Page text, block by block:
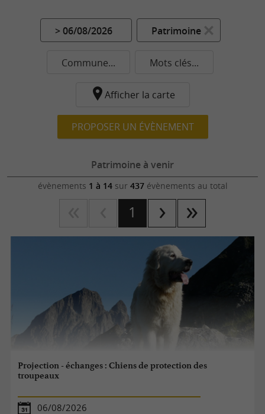
> 06/08/2026 Patrimoine
Commune... Mots clés...
Afficher la carte
PROPOSER UN ÉVÈNEMENT
Patrimoine à venir
évènements 1 à 14sur 437évènements au total
1
Projection - échanges : Chiens de protection des
troupeaux
06/08/2026